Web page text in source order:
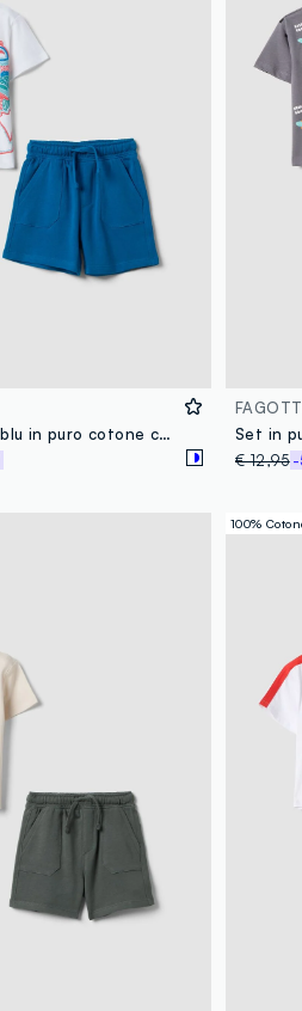
Completo bianco e blu in puro cotone con t-shirt e shorts per bimbo regular fit
€ 12,95
100%